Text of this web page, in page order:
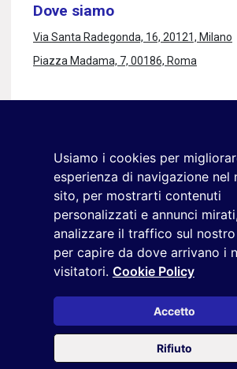
Usiamo i cookies per
esperienza di navigazione nel
sito, per mostrarti contenuti
personalizzati e annunci
analizzare il traffico sul
per capire da dove arrivano i
visitatori. Cookie Policy
Accetto
Rifiuto
Dove siamo
Via Santa Radegonda, 16, 20121, Milano
Piazza Madama, 7, 00186, Roma
+39 02 9285 01
Copyright ©2026 Reputation Manager
Benefit | All rights reserved |Login
Questo sito è protetto da reCAPTCHA e si
Policye iTermini di serviziodi